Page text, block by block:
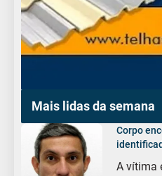
Mais lidas da semana
Corpo
A vítima